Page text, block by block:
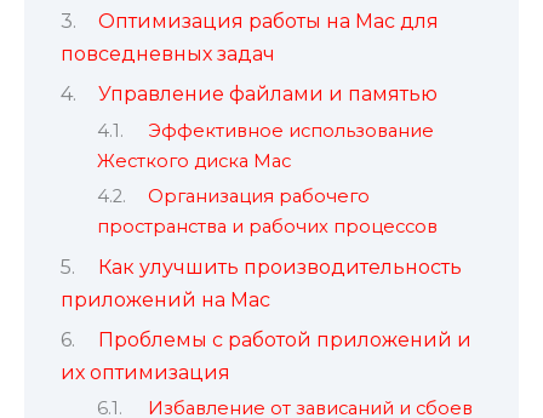
Оптимизация работы на Mac для
повседневных задач
Управление файлами и памятью
Эффективное использование
Жесткого диска Mac
Организация рабочего
пространства и рабочих процессов
Как улучшить производительность
приложений на Mac
Проблемы с работой приложений и
их оптимизация
Избавление от зависаний и сбоев